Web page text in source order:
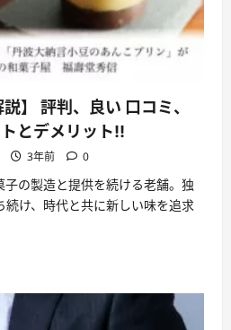
】 評判、良い 口コミ、
とデメリット!!
3年前 0
の製造と提供を続ける老舗。独
続け、時代と共に新しい味を追求